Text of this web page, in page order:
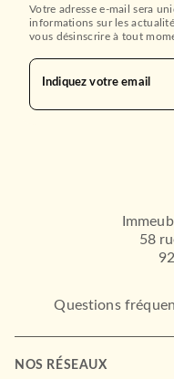
Votre adresse e-mail sera
informations sur les
vous désinscrire à tout
Indiquez votre email
58
Questions
NOS RÉSEAUX